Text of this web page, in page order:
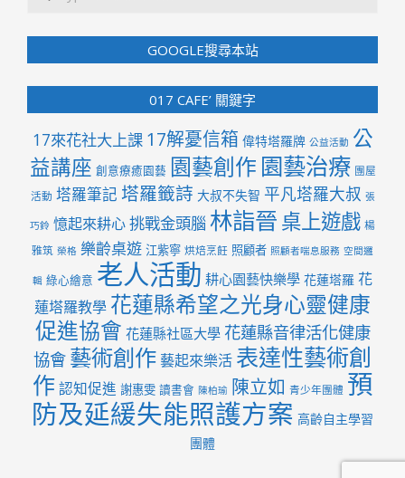
GOOGLE搜尋本站
017 CAFE’ 關鍵字
17來花社大上課 17解憂信箱 偉特塔羅牌 公益活動 公
益講座 創意療癒園藝 園藝創作 園藝治療 團屋
活動 塔羅筆記 塔羅籤詩 大叔不失智 平凡塔羅大叔 張
巧鈴 憶起來耕心挑戰金頭腦 林詣晉桌上遊戲 楊
雅筑 榮格 樂齡桌遊 江紫寧 烘焙烹飪 照顧者 照顧者喘息服務 空間邏
輯 綠心繪意 老人活動 耕心園藝快樂學 花蓮塔羅 花
蓮塔羅教學 花蓮縣希望之光身心靈健康
促進協會 花蓮縣社區大學 花蓮縣音律活化健康
協會 藝術創作藝起來樂活 表達性藝術創
作 認知促進 謝惠雯 讀書會 陳柏瑜 陳立如 青少年團體 預
防及延緩失能照護方案 高齡自主學習
團體